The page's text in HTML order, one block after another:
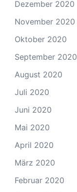
Dezember 2020
November 2020
Oktober 2020
September 2020
August 2020
Juli 2020
Juni 2020
Mai 2020
April 2020
März 2020
Februar 2020